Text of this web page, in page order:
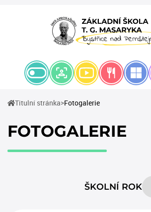
Titulní stránka(current)
Fotogalerie
FOTOGALERIE
ŠKOLNÍ ROK